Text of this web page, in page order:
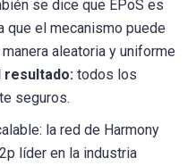
se dice que EPoS es
que el mecanismo puede
aleatoria y uniforme
resultado: todos los
seguros.
la red de Harmony
líder en la industria